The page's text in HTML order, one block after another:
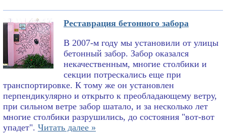
Реставрация бетонного забора
В 2007-м году мы установили от улицы
бетонный забор. Забор оказался
некачественным, многие столбики и
секции потрескались еще при
транспортировке. К тому же он установлен
перпендикулярно и открыто к преобладающему ветру,
при сильном ветре забор шатало, и за несколько лет
многие столбики разрушились, до состояния "вот-вот
упадет". Читать далее »